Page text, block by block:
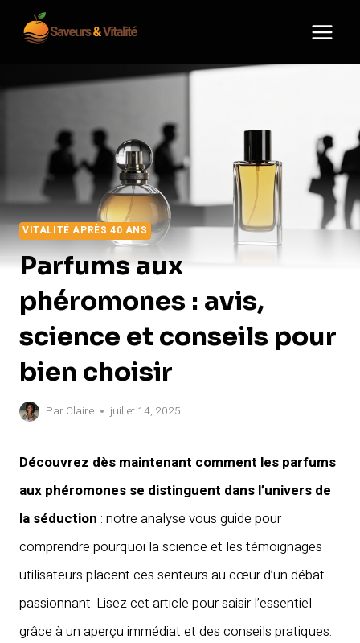
VITALITÉ APRÈS 40 ANS
Parfums aux
phéromones : avis,
science et conseils pour
bien choisir
Par Claire juillet 14, 2025
Découvrez dès maintenant comment les parfums
aux phéromones se distinguent dans l’univers de
la séduction : notre analyse vous guide pour
comprendre pourquoi la science et les témoignages
utilisateurs placent ces senteurs au cœur d’un débat
passionnant. Lisez cet article pour saisir l’essentiel
grâce à un aperçu immédiat et des conseils pratiques.